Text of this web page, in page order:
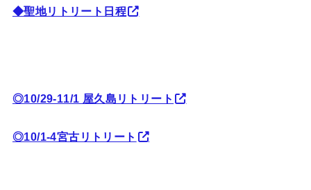
◆聖地リトリート日程
◎10/29-11/1 屋久島リトリート
◎10/1-4宮古リトリート